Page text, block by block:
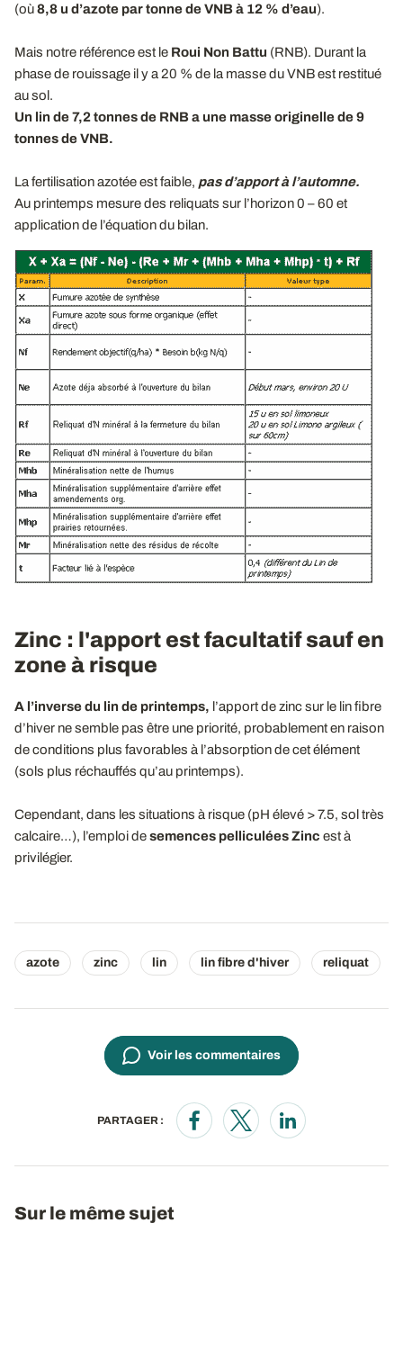
(où8,8 u d’azote par tonne de VNB à 12 % d’eau).
Mais notre référence est le Roui Non Battu (RNB). Durant la
phase de rouissage il y a 20 % de la masse du VNB est restitué
au sol.
Un lin de 7,2 tonnes de RNB a une masse originelle de 9
tonnes de VNB.
La fertilisation azotée est faible, pas d’apport à l’automne.
Au printemps mesure des reliquats sur l’horizon 0 – 60 et
application de l’équation du bilan.
Zinc : l'apport est facultatif sauf en
zone à risque
A l’inverse du lin de printemps, l’apport de zinc sur le lin fibre
d’hiver ne semble pas être une priorité, probablement en raison
de conditions plus favorables à l’absorption de cet élément
(sols plus réchauffés qu’au printemps).
Cependant, dans les situations à risque (pH élevé > 7.5, sol très
calcaire…), l’emploi desemences pelliculées Zinc est à
privilégier.
azote zinc lin lin fibre d'hiver reliquat
Voir les commentaires
PARTAGER :
Opens in a new window
Opens in a new window
Opens in a new
Sur le même sujet